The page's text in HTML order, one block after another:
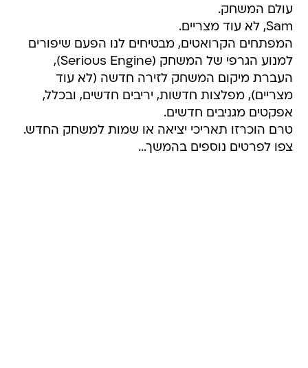
עולם המשחק.
Sam, לא עוד מצריים.
המפתחים הקרואטים, מבטיחים לנו הפעם שיפורים
למנוע הגרפי של המשחק (Serious Engine),
העברת מיקום המשחק לזירה חדשה (לא עוד
מצריים), מפלצות חדשות, יריבים חדשים, ובכלל,
אפקטים מגניבים חדשים.
טרם הוכרזו תאריכי יציאה או שמות למשחק החדש.
צפו לפרטים נוספים בהמשך...